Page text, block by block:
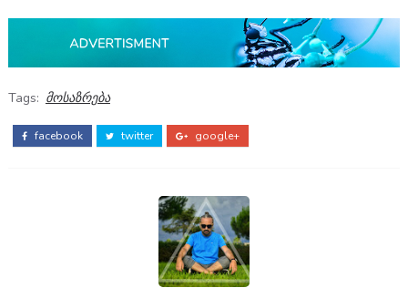
Tags: მოსაზრება
facebook twitter google+